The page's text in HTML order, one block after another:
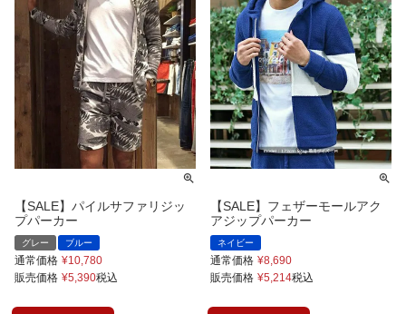
【SALE】パイルサファリジッ
プパーカー
グレー ブルー
通常価格 ¥10,780
販売価格 ¥5,390税込
【SALE】フェザーモールアク
アジップパーカー
ネイビー
通常価格 ¥8,690
販売価格 ¥5,214税込